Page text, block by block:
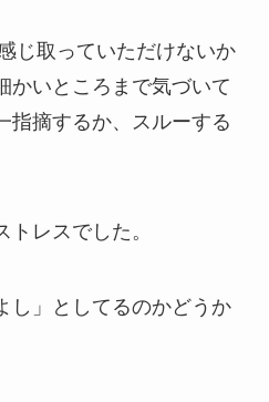
じ取っていただけないか
かいところまで気づいて
指摘するか、スルーする
レスでした。
し」としてるのかどうか